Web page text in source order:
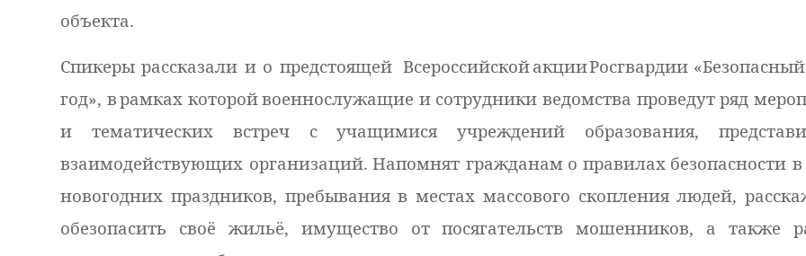
объекта.
Спикеры рассказали и о предстоящей Всероссийской акцииРосгвардии
год», врамках которойвоеннослужащие и сотрудники ведомства проведут ряд
и тематических встреч с учащимися учреждений образования,
взаимодействующих организаций. Напомнят гражданам о правилах безопасности
новогодних праздников, пребывания в местах массового скопления людей,
обезопасить своё жильё, имущество от посягательств мошенников, а также